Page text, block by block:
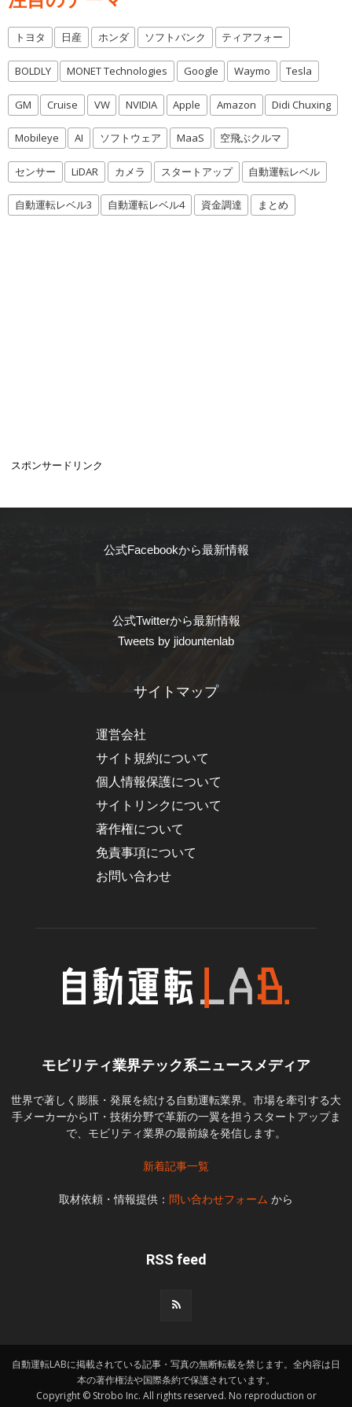
トヨタ 日産 ホンダ ソフトバンク ティアフォー
BOLDLY MONET Technologies Google Waymo Tesla
GM Cruise VW NVIDIA Apple Amazon Didi Chuxing
Mobileye AI ソフトウェア MaaS 空飛ぶクルマ
センサー LiDAR カメラ スタートアップ 自動運転レベル
自動運転レベル3 自動運転レベル4 資金調達 まとめ
スポンサードリンク
公式Facebookから最新情報
公式Twitterから最新情報
Tweets by jidountenlab
サイトマップ
運営会社
サイト規約について
個人情報保護について
サイトリンクについて
著作権について
免責事項について
お問い合わせ
モビリティ業界テック系ニュースメディア
世界で著しく膨脹・発展を続ける自動運転業界。市場を牽引する大
手メーカーからIT・技術分野で革新の一翼を担うスタートアップま
で、モビリティ業界の最前線を発信します。
新着記事一覧
取材依頼・情報提供： 問い合わせフォーム から
RSS feed
自動運転LABに掲載されている記事・写真の無断転載を禁じます。全内容は日
本の著作権法や国際条約で保護されています。
Copyright © Strobo Inc. All rights reserved. No reproduction or